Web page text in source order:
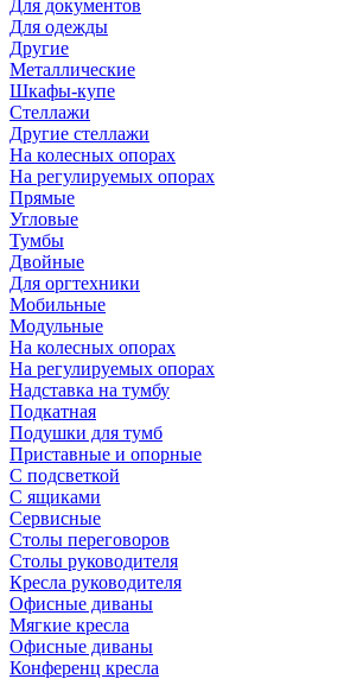
Для документов
Для одежды
Другие
Металлические
Шкафы-купе
Стеллажи
Другие стеллажи
На колесных опорах
На регулируемых опорах
Прямые
Угловые
Тумбы
Двойные
Для оргтехники
Мобильные
Модульные
На колесных опорах
На регулируемых опорах
Надставка на тумбу
Подкатная
Подушки для тумб
Приставные и опорные
С подсветкой
С ящиками
Сервисные
Столы переговоров
Столы руководителя
Кресла руководителя
Офисные диваны
Мягкие кресла
Офисные диваны
Конференц кресла